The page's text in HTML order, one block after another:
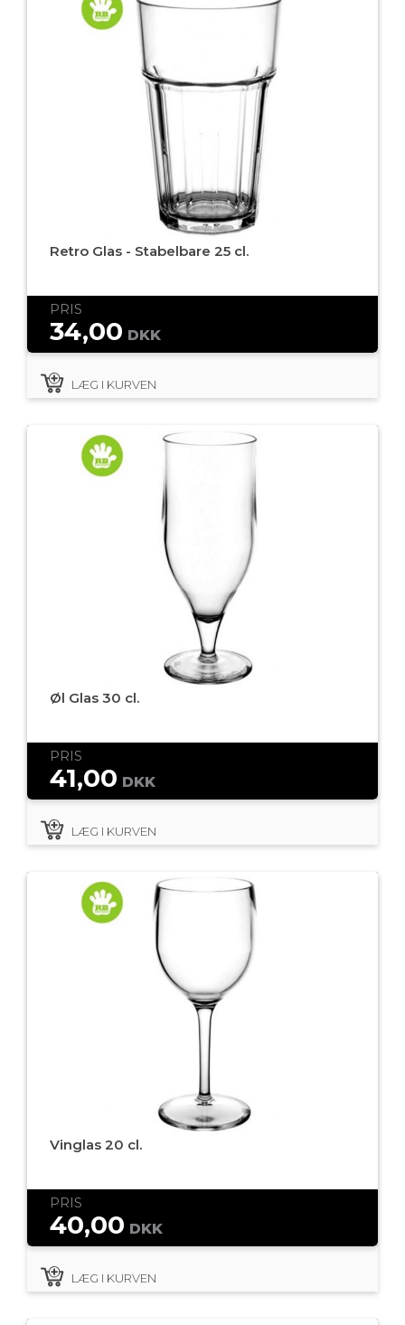
Retro Glas - Stabelbare 25 cl.
PRIS
34,00 DKK
LÆG I KURVEN
Øl Glas 30 cl.
PRIS
41,00 DKK
LÆG I KURVEN
Vinglas 20 cl.
PRIS
40,00 DKK
LÆG I KURVEN